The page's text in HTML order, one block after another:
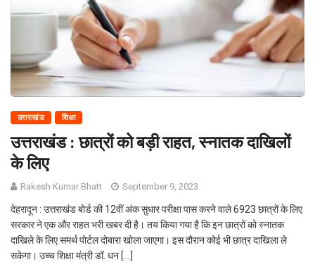
उत्तराखंड शिक्षा
उत्तराखंड : छात्रों को बड़ी राहत, स्नातक दाखिलों
के लिए
Rakesh Kumar Bhatt September 9, 2023
देहरादून : उत्तराखंड बोर्ड की 12वीं अंक सुधार परीक्षा पास करने वाले 6923 छात्रों के लिए
सरकार ने एक और राहत भरी खबर दी है। तय किया गया है कि इन छात्रों को स्नातक
दाखिले के लिए समर्थ पोर्टल दोबारा खोला जाएगा। इस दौरान कोई भी छात्र दाखिला ले
सकेगा। उच्च शिक्षा मंत्री डॉ. धन […]